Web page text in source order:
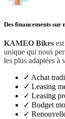
Des financements sur
KAMEO Bikes
unique qui nous
les plus adaptées à
✓ Achat
✓ Leasing
✓ Leasing
✓ Budget
✓